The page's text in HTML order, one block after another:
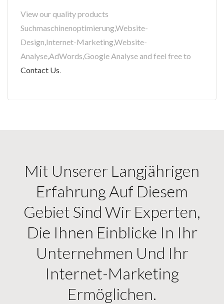
View our quality products
Suchmaschinenoptimierung,Website-
Design,Internet-Marketing,Website-
Analyse,AdWords,Google Analyse and feel free to
Contact Us
Mit Unserer Langjährigen
Erfahrung Auf Diesem
Gebiet Sind Wir Experten,
Die Ihnen Einblicke In Ihr
Unternehmen Und Ihr
Internet-Marketing
Ermöglichen.